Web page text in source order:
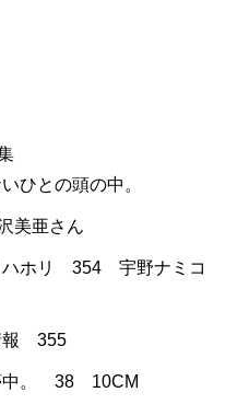
ひとの頭の中。
美亜さん
ハホリ 354 宇野ナミコ
報 355
中。 38 10CM